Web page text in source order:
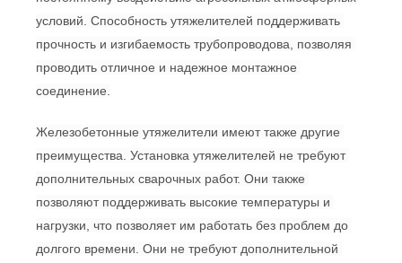
условий . Способность утяжелителей поддерживать
прочность и изгибаемость трубопроводова , позволяя
проводить отличное и надежное монтажное
соединение.
Железобетонные утяжелители имеют также другие
преимущества. Установка утяжелителей не требуют
дополнительных сварочных работ. Они также
позволяют поддерживать высокие температуры и
нагрузки, что позволяет им работать без проблем до
долгого времени. Они не требуют дополнительной